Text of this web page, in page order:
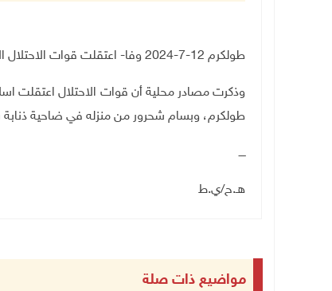
طولكرم 12-7-2024 وفا- اعتقلت قوات الاحتلال
وذكرت مصادر محلية أن قوات الاحتلال اعتقلت
طولكرم، وبسام شحرور من منزله في ضاحية ذنابة
ــــ
هـ.ح/ي.ط
مواضيع ذات صلة